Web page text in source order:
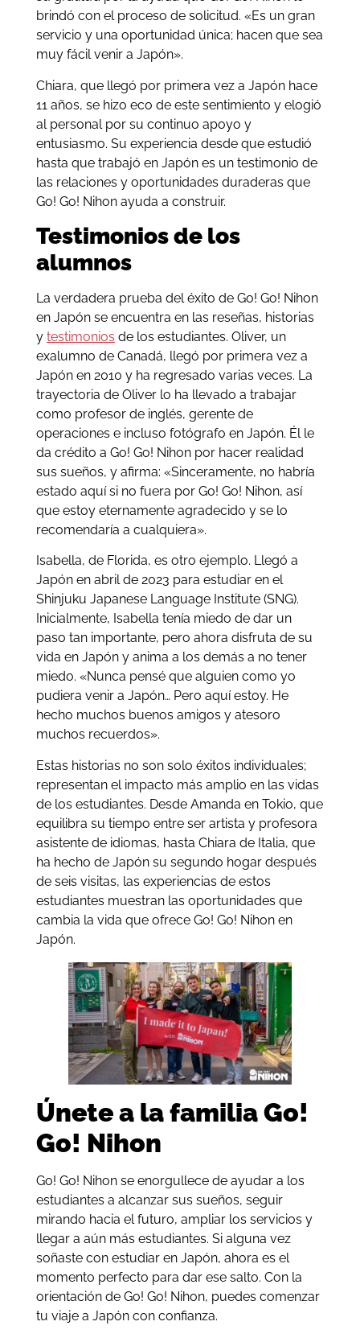
brindó con el proceso de solicitud. «Es un gran
servicio y una oportunidad única; hacen que sea
muy fácil venir a Japón».
Chiara, que llegó por primera vez a Japón hace
11 años, se hizo eco de este sentimiento y elogió
al personal por su continuo apoyo y
entusiasmo. Su experiencia desde que estudió
hasta que trabajó en Japón es un testimonio de
las relaciones y oportunidades duraderas que
Go! Go! Nihon ayuda a construir.
Testimonios de los
alumnos
La verdadera prueba del éxito de Go! Go! Nihon
en Japón se encuentra en las reseñas, historias
y testimonios de los estudiantes. Oliver, un
exalumno de Canadá, llegó por primera vez a
Japón en 2010 y ha regresado varias veces. La
trayectoria de Oliver lo ha llevado a trabajar
como profesor de inglés, gerente de
operaciones e incluso fotógrafo en Japón. Él le
da crédito a Go! Go! Nihon por hacer realidad
sus sueños, y afirma: «Sinceramente, no habría
estado aquí si no fuera por Go! Go! Nihon, así
que estoy eternamente agradecido y se lo
recomendaría a cualquiera».
Isabella, de Florida, es otro ejemplo. Llegó a
Japón en abril de 2023 para estudiar en el
Shinjuku Japanese Language Institute (SNG).
Inicialmente, Isabella tenía miedo de dar un
paso tan importante, pero ahora disfruta de su
vida en Japón y anima a los demás a no tener
miedo. «Nunca pensé que alguien como yo
pudiera venir a Japón… Pero aquí estoy. He
hecho muchos buenos amigos y atesoro
muchos recuerdos».
Estas historias no son solo éxitos individuales;
representan el impacto más amplio en las vidas
de los estudiantes. Desde Amanda en Tokio, que
equilibra su tiempo entre ser artista y profesora
asistente de idiomas, hasta Chiara de Italia, que
ha hecho de Japón su segundo hogar después
de seis visitas, las experiencias de estos
estudiantes muestran las oportunidades que
cambia la vida que ofrece Go! Go! Nihon en
Japón.
Únete a la familia Go!
Go! Nihon
Go! Go! Nihon se enorgullece de ayudar a los
estudiantes a alcanzar sus sueños, seguir
mirando hacia el futuro, ampliar los servicios y
llegar a aún más estudiantes. Si alguna vez
soñaste con estudiar en Japón, ahora es el
momento perfecto para dar ese salto. Con la
orientación de Go! Go! Nihon, puedes comenzar
tu viaje a Japón con confianza.